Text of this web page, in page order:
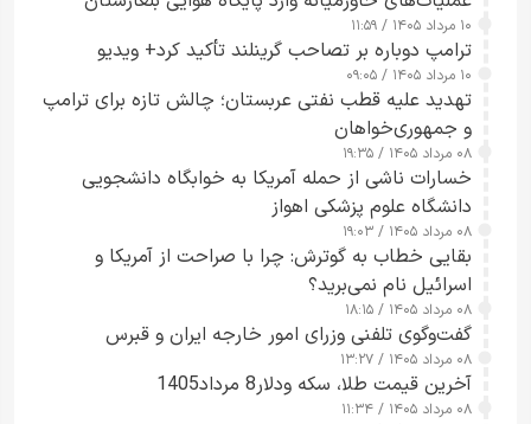
شدند
۱۰ مرداد ۱۴۰۵ / ۱۱:۵۹
ترامپ دوباره بر تصاحب گرینلند تأکید کرد+ ویدیو
۱۰ مرداد ۱۴۰۵ / ۰۹:۰۵
تهدید علیه قطب نفتی عربستان؛ چالش تازه برای ترامپ
و جمهوری‌خواهان
۰۸ مرداد ۱۴۰۵ / ۱۹:۳۵
خسارات ناشی از حمله آمریکا به خوابگاه دانشجویی
دانشگاه علوم پزشکی اهواز
۰۸ مرداد ۱۴۰۵ / ۱۹:۰۳
بقایی خطاب به گوترش: چرا با صراحت از آمریکا و
اسرائیل نام نمی‌برید؟
۰۸ مرداد ۱۴۰۵ / ۱۸:۱۵
گفت‌وگوی تلفنی وزرای امور خارجه ایران و قبرس
۰۸ مرداد ۱۴۰۵ / ۱۳:۲۷
آخرین قیمت طلا، سکه ودلار8 مرداد1405
۰۸ مرداد ۱۴۰۵ / ۱۱:۳۴